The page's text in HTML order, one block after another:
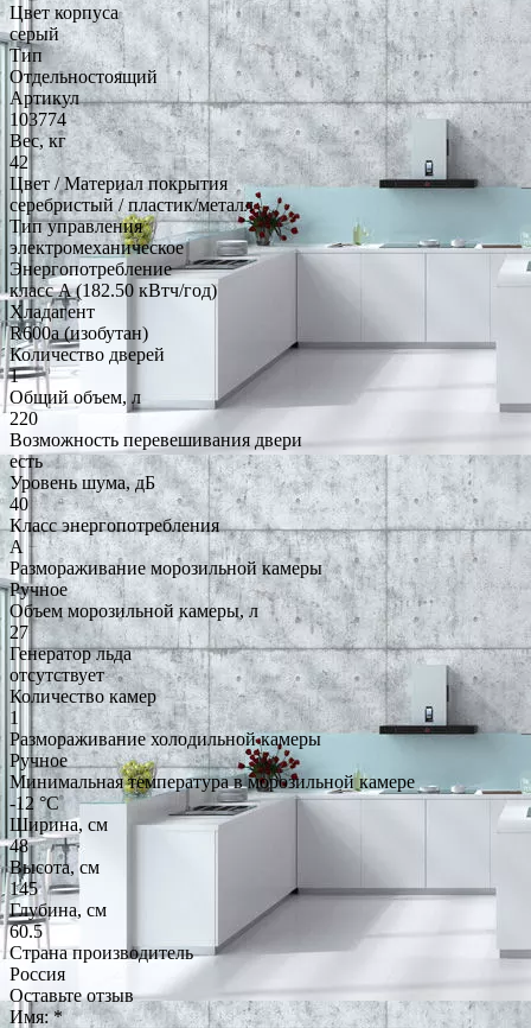
Цвет корпуса
серый
Тип
Отдельностоящий
Артикул
103774
Вес, кг
42
Цвет / Материал покрытия
серебристый / пластик/металл
Тип управления
электромеханическое
Энергопотребление
класс A (182.50 кВтч/год)
Хладагент
R600a (изобутан)
Количество дверей
1
Общий объем, л
220
Возможность перевешивания двери
есть
Уровень шума, дБ
40
Класс энергопотребления
A
Размораживание морозильной камеры
Ручное
Объем морозильной камеры, л
27
Генератор льда
отсутствует
Количество камер
1
Размораживание холодильной камеры
Ручное
Минимальная температура в морозильной камере
-12 °C
Ширина, см
48
Высота, см
145
Глубина, см
60.5
Страна производитель
Россия
Оставьте отзыв
Имя:*